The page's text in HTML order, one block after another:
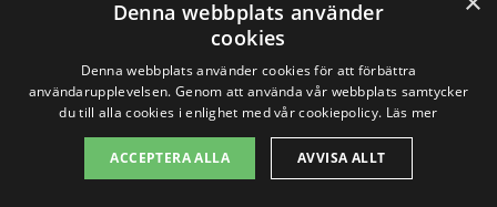
renommé:Mer etablerade företag
som har ett gott rykte kan ibland ta ut
högre priser. Det är viktigt att väga
Denna webbplats använder
cookies
Denna webbplats använder cookies för att förbättra
användarupplevelsen. Genom att använda vår webbplats samtycker
du till alla cookies i enlighet med vår cookiepolicy. Läs mer
ACCEPTERA ALLA AVVISA ALLT